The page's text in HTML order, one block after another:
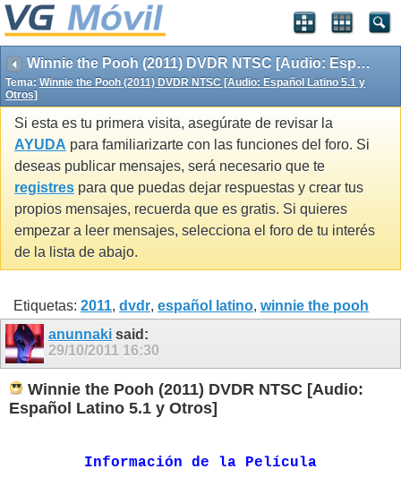
Winnie the Pooh (2011) DVDR NTSC [Audio: Español Latino 5.1 y Otros]
Tema: Winnie the Pooh (2011) DVDR NTSC [Audio: Español Latino 5.1 y
Otros]
Si esta es tu primera visita, asegúrate de revisar la
AYUDA para familiarizarte con las funciones del foro. Si
deseas publicar mensajes, será necesario que te
registres para que puedas dejar respuestas y crear tus
propios mensajes, recuerda que es gratis. Si quieres
empezar a leer mensajes, selecciona el foro de tu interés
de la lista de abajo.
Etiquetas: 2011, dvdr, español latino, winnie the pooh
anunnaki said:
29/10/2011 16:30
Winnie the Pooh (2011) DVDR NTSC [Audio:
Español Latino 5.1 y Otros]
Información de la Película